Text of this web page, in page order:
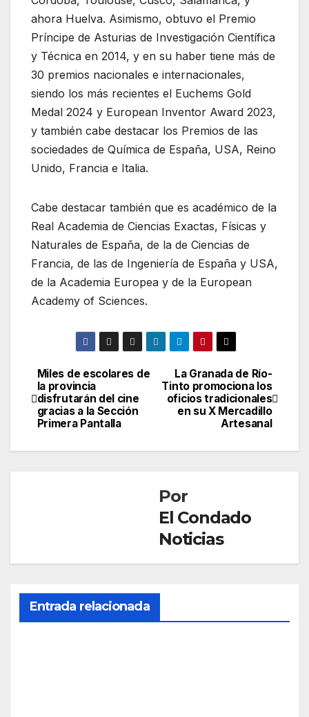
ahora Huelva. Asimismo, obtuvo el Premio
Príncipe de Asturias de Investigación Científica
y Técnica en 2014, y en su haber tiene más de
30 premios nacionales e internacionales,
siendo los más recientes el Euchems Gold
Medal 2024 y European Inventor Award 2023,
y también cabe destacar los Premios de las
sociedades de Química de España, USA, Reino
Unido, Francia e Italia.
Cabe destacar también que es académico de la
Real Academia de Ciencias Exactas, Físicas y
Naturales de España, de la de Ciencias de
Francia, de las de Ingeniería de España y USA,
de la Academia Europea y de la European
Academy of Sciences.
Navegación
de
La Granada de Río-
Tinto promociona los
oficios tradicionales
en su X Mercadillo
Artesanal
Miles de escolares de
la provincia
disfrutarán del cine
gracias a la Sección
Primera Pantalla
Por
El Condado
Noticias
Entrada relacionada
CULTURA
La